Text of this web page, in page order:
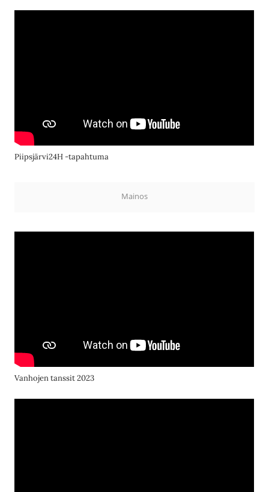
Piipsjärvi24H -tapahtuma
Mainos
Vanhojen tanssit 2023